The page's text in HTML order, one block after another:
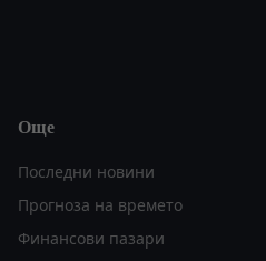
Още
Последни новини
Прогноза на времето
Финансови пазари